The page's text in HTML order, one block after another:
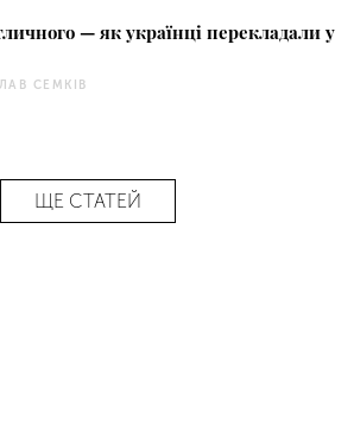
— як українці перекладали у
СЕМКІВ
ЩЕ СТАТЕЙ